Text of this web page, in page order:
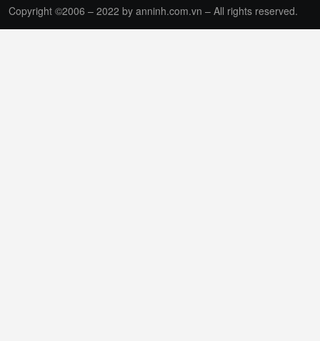
Copyright ©2006 – 2022 by anninh.com.vn – All rights reserved.